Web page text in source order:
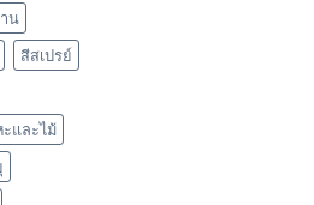
น
สีสเปรย์
ะและไม้
แข็งแรงทนทานทั่วแผ่น มีขนาดเป็นมาตร